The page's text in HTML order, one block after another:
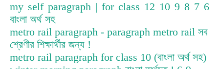
my self paragraph | for class 12 10 9 8 7 6
বাংলা অর্থ সহ
metro rail paragraph - paragraph metro rail সব
শ্রেণীর শিক্ষার্থীর জন্য !
metro rail paragraph for class 10 (বাংলা অর্থ সহ)